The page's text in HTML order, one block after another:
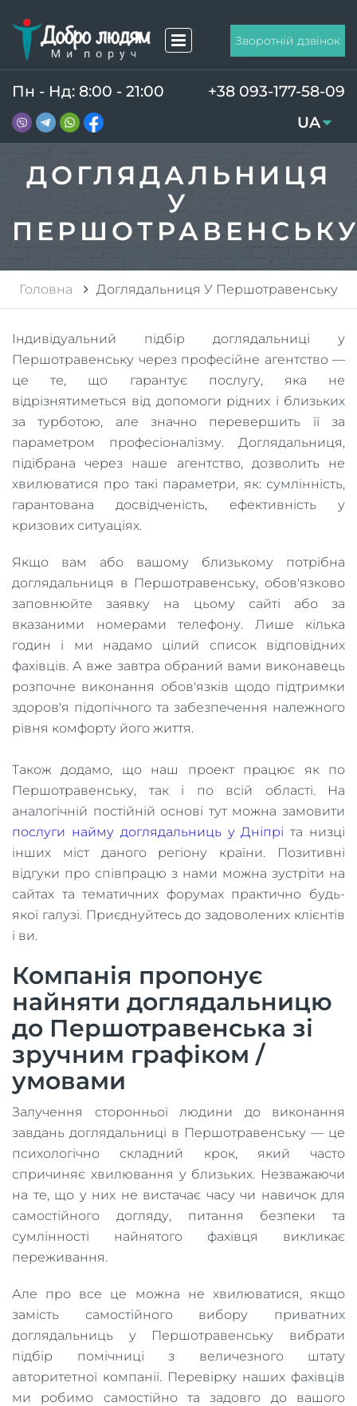
Зворотній дзвінок
Пн - Нд: 8:00 - 21:00
+38 093-177-58-09
UA
RU
ДОГЛЯДАЛЬНИЦЯ
У
Головна Доглядальниця У Першотравенську
Індивідуальний підбір доглядальниці у
Першотравенську через професійне агентство —
це те, що гарантує послугу, яка не
відрізнятиметься від допомоги рідних і близьких
за турботою, але значно перевершить її за
параметром професіоналізму. Доглядальниця,
підібрана через наше агентство, дозволить не
хвилюватися про такі параметри, як: сумлінність,
гарантована досвідченість, ефективність у
кризових ситуаціях.
Якщо вам або вашому близькому потрібна
доглядальниця в Першотравенську, обов'язково
заповнюйте заявку на цьому сайті або за
вказаними номерами телефону. Лише кілька
годин і ми надамо цілий список відповідних
фахівців. А вже завтра обраний вами виконавець
розпочне виконання обов'язків щодо підтримки
здоров'я підопічного та забезпечення належного
рівня комфорту його життя.
Також додамо, що наш проект працює як по
Першотравенську, так і по всій області. На
аналогічній постійній основі тут можна замовити
послуги найму доглядальниць у Дніпрі та низці
інших міст даного регіону країни. Позитивні
відгуки про співпрацю з нами можна зустріти на
сайтах та тематичних форумах практично будь-
якої галузі. Приєднуйтесь до задоволених клієнтів
і ви.
Компанія пропонує
найняти доглядальницю
до Першотравенська зі
зручним графіком /
умовами
Залучення сторонньої людини до виконання
завдань доглядальниці в Першотравенську — це
психологічно складний крок, який часто
спричиняє хвилювання у близьких. Незважаючи
на те, що у них не вистачає часу чи навичок для
самостійного догляду, питання безпеки та
сумлінності найнятого фахівця викликає
переживання.
Але про все це можна не хвилюватися, якщо
замість самостійного вибору приватних
доглядальниць у Першотравенську вибрати
підбір помічниці з величезного штату
авторитетної компанії. Перевірку наших фахівців
ми робимо самостійно та задовго до вашого